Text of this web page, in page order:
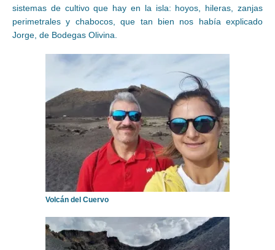
sistemas de cultivo que hay en la isla: hoyos, hileras, zanjas
perimetrales y chabocos, que tan bien nos había explicado
Jorge, de Bodegas Olivina.
Volcán del Cuervo